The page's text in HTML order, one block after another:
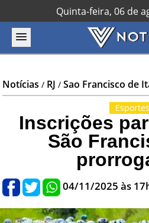
Quinta-feira, 06 de
Notícias / RJ /Sao Francisco de
Esportes
Inscrições
São
04/11/2025 às